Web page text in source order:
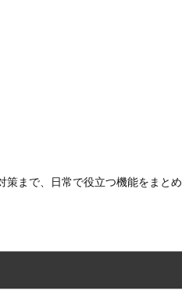
策まで、日常で役立つ機能をまと